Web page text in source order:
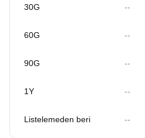
30G --
60G --
90G --
1Y --
Listelemeden beri --